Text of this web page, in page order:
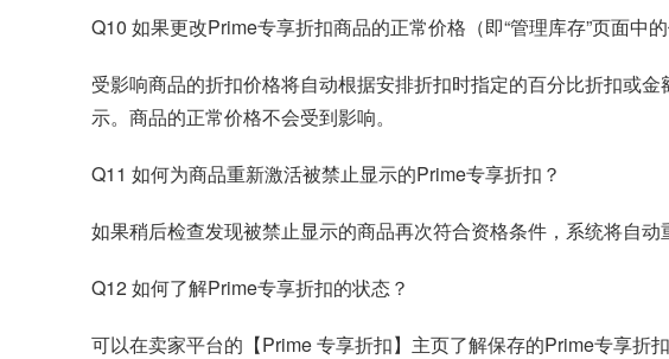
Q10 如果更改Prime专享折扣商品的正常价格（即“管理库存”页面中
受影响商品的折扣价格将自动根据安排折扣时指定的百分比折扣或
示。商品的正常价格不会受到影响。
Q11 如何为商品重新激活被禁止显示的Prime专享折扣？
如果稍后检查发现被禁止显示的商品再次符合资格条件，系统将自
Q12 如何了解Prime专享折扣的状态？
可以在卖家平台的【Prime 专享折扣】主页了解保存的Prime专享折